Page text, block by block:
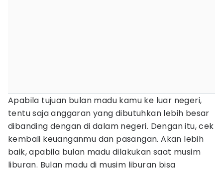
Apabila tujuan bulan madu kamu ke luar negeri,
tentu saja anggaran yang dibutuhkan lebih besar
dibanding dengan di dalam negeri. Dengan itu, cek
kembali keuanganmu dan pasangan. Akan lebih
baik, apabila bulan madu dilakukan saat musim
liburan. Bulan madu di musim liburan bisa